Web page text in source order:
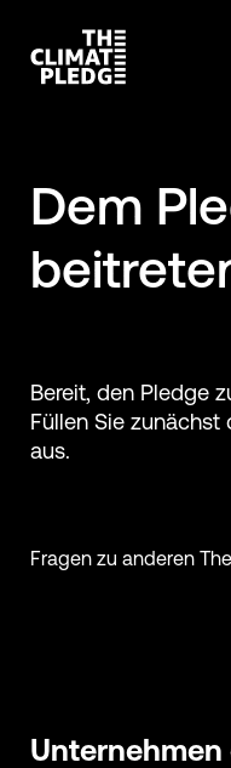
Dem
Bereit, den Pledge
Füllen Sie
aus.
Fragen zu anderen